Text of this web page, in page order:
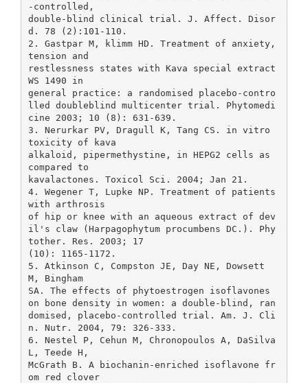
-controlled,
double-blind clinical trial. J. Affect. Disor
d. 78 (2):101-110.
2. Gastpar M, klimm HD. Treatment of anxiety,
tension and
restlessness states with Kava special extract
WS 1490 in
general practice: a randomised placebo-contro
lled doubleblind multicenter trial. Phytomedi
cine 2003; 10 (8): 631-639.
3. Nerurkar PV, Dragull K, Tang CS. in vitro
toxicity of kava
alkaloid, pipermethystine, in HEPG2 cells as
compared to
kavalactones. Toxicol Sci. 2004; Jan 21.
4. Wegener T, Lupke NP. Treatment of patients
with arthrosis
of hip or knee with an aqueous extract of dev
il's claw (Harpagophytum procumbens DC.). Phy
tother. Res. 2003; 17
(10): 1165-1172.
5. Atkinson C, Compston JE, Day NE, Dowsett
M, Bingham
SA. The effects of phytoestrogen isoflavones
on bone density in women: a double-blind, ran
domised, placebo-controlled trial. Am. J. Cli
n. Nutr. 2004, 79: 326-333.
6. Nestel P, Cehun M, Chronopoulos A, DaSilva
L, Teede H,
McGrath B. A biochanin-enriched isoflavone fr
om red clover